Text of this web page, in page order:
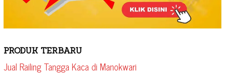
PRODUK TERBARU
Jual Railing Tangga Kaca di Manokwari